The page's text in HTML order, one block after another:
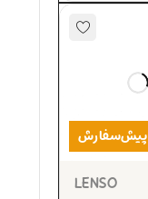
پیش‌سفارش
LENSO